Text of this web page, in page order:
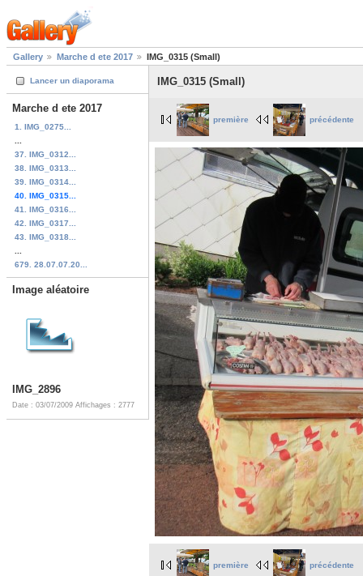
Gallery Marche d ete 2017 IMG_0315 (Small)
Lancer un diaporama
Marche d ete 2017
1. IMG_0275...
37. IMG_0312...
38. IMG_0313...
39. IMG_0314...
40. IMG_0315...
41. IMG_0316...
42. IMG_0317...
43. IMG_0318...
679. 28.07.07.20...
Image aléatoire
IMG_2896
Date : 03/07/2009 Affichages : 2777
IMG_0315 (Small)
première précédente
première précédente